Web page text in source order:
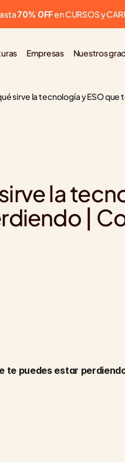
70% OFF en CURSOS y
Empresas Nuestros
sirve la tecnología y ESO
la
|
te puedes estar